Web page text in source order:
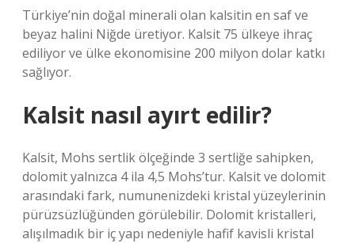
Türkiye’nin doğal minerali olan kalsitin en saf ve
beyaz halini Niğde üretiyor. Kalsit 75 ülkeye ihraç
ediliyor ve ülke ekonomisine 200 milyon dolar katkı
sağlıyor.
Kalsit nasıl ayırt edilir?
Kalsit, Mohs sertlik ölçeğinde 3 sertliğe sahipken,
dolomit yalnızca 4 ila 4,5 Mohs’tur. Kalsit ve dolomit
arasındaki fark, numunenizdeki kristal yüzeylerinin
pürüzsüzlüğünden görülebilir. Dolomit kristalleri,
alışılmadık bir iç yapı nedeniyle hafif kavisli kristal